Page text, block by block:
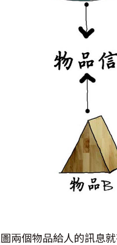
兩個物品給人的訊息就